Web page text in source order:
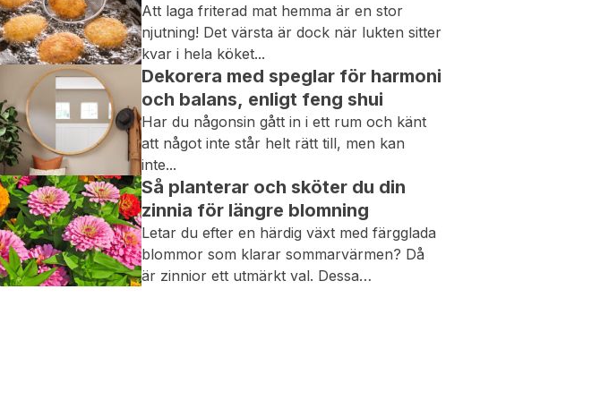
Att laga friterad mat hemma är en stor
njutning! Det värsta är dock när lukten sitter
kvar i hela köket...
Dekorera med speglar för harmoni
och balans, enligt feng shui
Har du någonsin gått in i ett rum och känt
att något inte står helt rätt till, men kan
inte...
Så planterar och sköter du din
zinnia för längre blomning
Letar du efter en härdig växt med färgglada
blommor som klarar sommarvärmen? Då
är zinnior ett utmärkt val. Dessa